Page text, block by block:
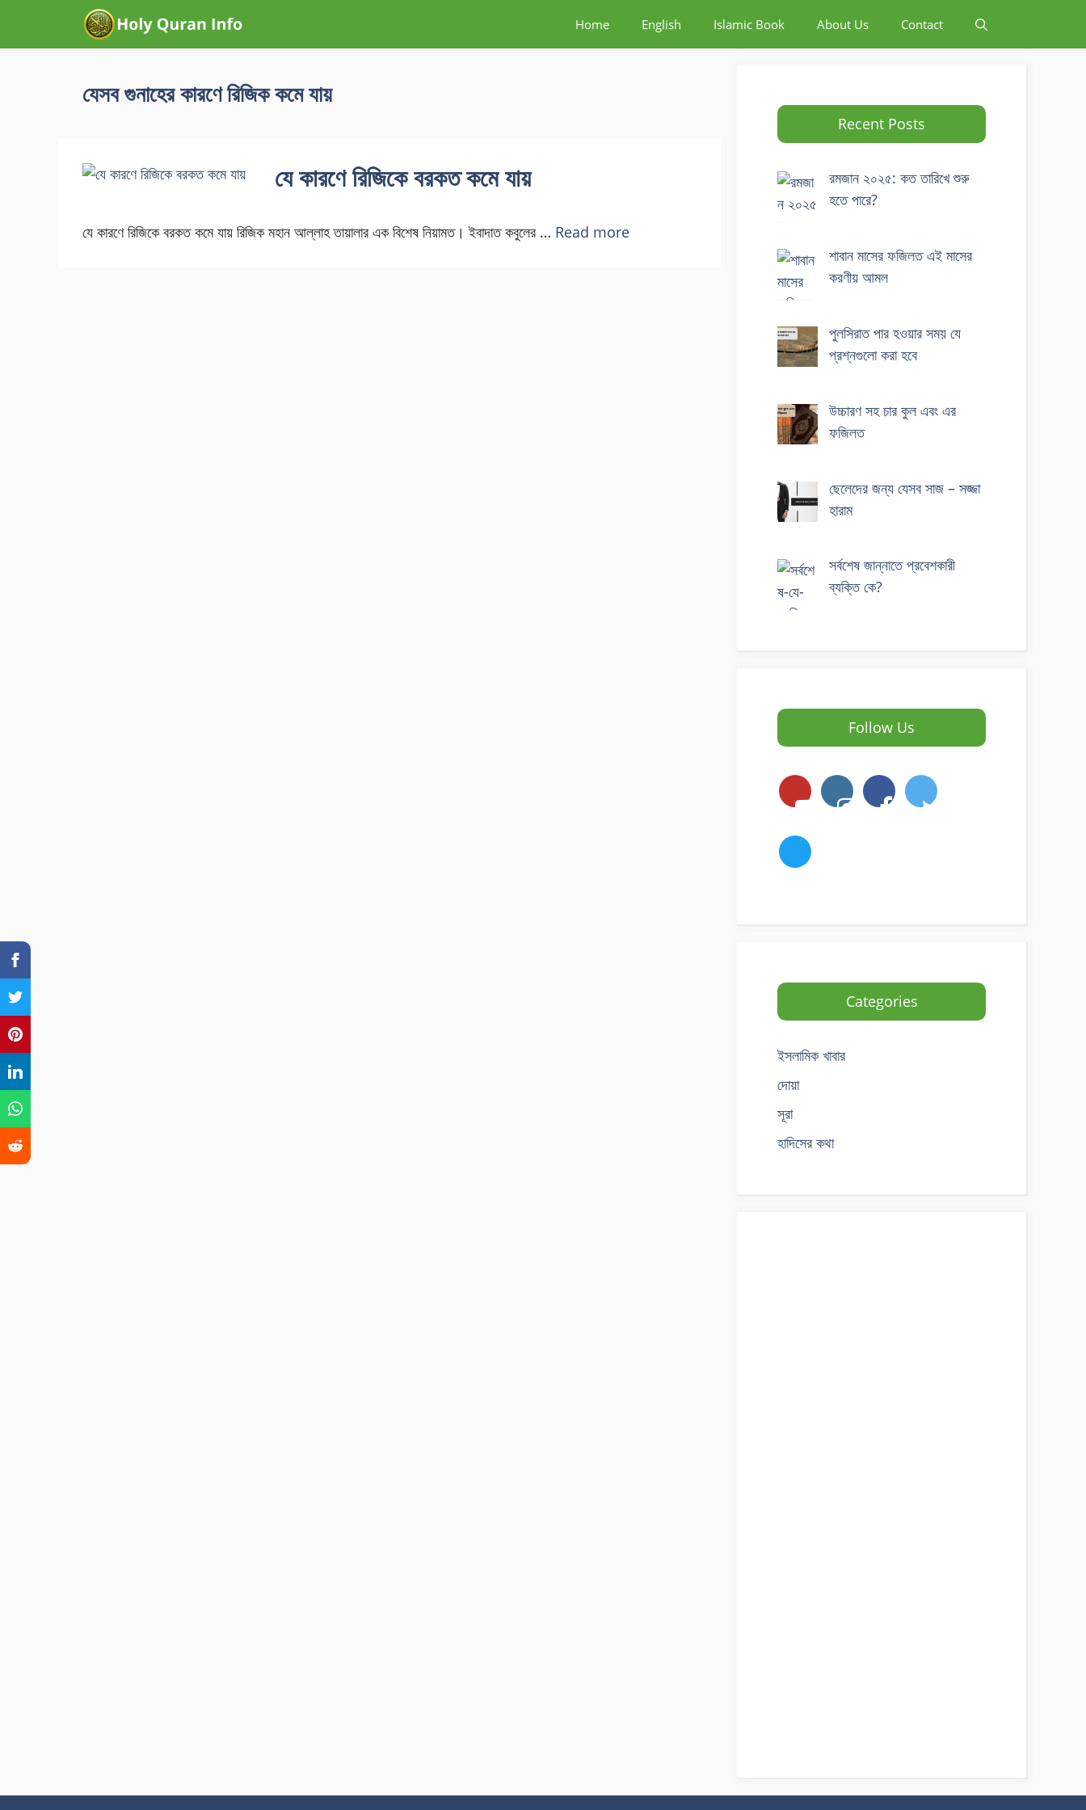
Home English Islamic Book About Us Contact
যেসব গুনাহের কারণে রিজিক কমে যায়
যে কারণে রিজিকে বরকত কমে যায়
যে কারণে রিজিকে বরকত কমে যায় রিজিক মহান আল্লাহ তায়ালার এক বিশেষ নিয়ামত। ইবাদাত কবুলের … Read more
Recent Posts
রমজান ২০২৫: কত তারিখে শুরু
হতে পারে?
শাবান মাসের ফজিলত এই মাসের
করণীয় আমল
পুলসিরাত পার হওয়ার সময় যে
প্রশ্নগুলো করা হবে
উচ্চারণ সহ চার কুল এবং এর
ফজিলত
ছেলেদের জন্য যেসব সাজ – সজ্জা
হারাম
সর্বশেষ জান্নাতে প্রবেশকারী
ব্যক্তি কে?
Follow Us
Categories
ইসলামিক খাবার
দোয়া
সূরা
হাদিসের কথা